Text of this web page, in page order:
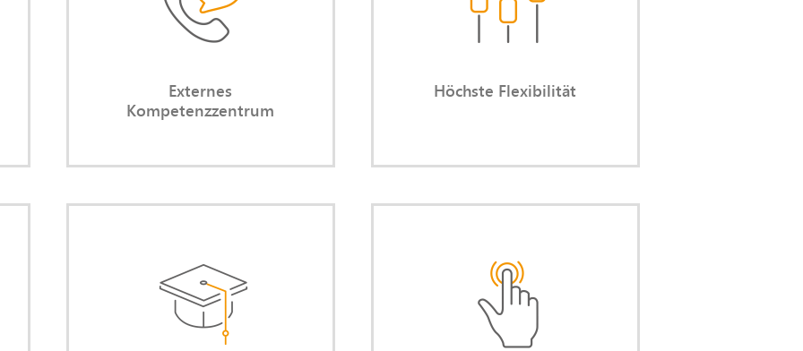
Externes
Kompetenzzentrum
Personal-Manager in
unterschiedlichen Branchen und
Höchste Flexibilität
Sie nutzen meine langjährige
Erfahrung, das rechtlich
Erforderliche mit dem pragmatisch
Umsetzbaren auszubalancieren.
Sie nehmen Kapazität, Kompetenz
und Erfahrung nur dann in
Anspruch, wenn Sie diese